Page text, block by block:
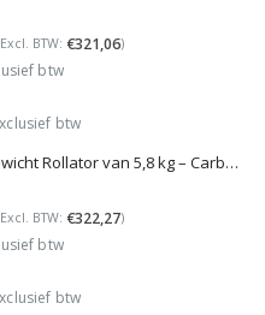
BTW: €321,06)
btw
btw
Homecare lichtgewicht Rollator van 5,8 kg – Carbon rollator tot 150 kg draaggewicht – Dubbel opvouwbaar en inclusief reistas - Groen
BTW: €322,27)
btw
btw